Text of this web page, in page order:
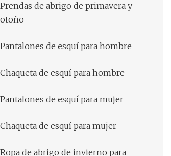
Prendas de abrigo de primavera y
otoño
Pantalones de esquí para hombre
Chaqueta de esquí para hombre
Pantalones de esquí para mujer
Chaqueta de esquí para mujer
Ropa de abrigo de invierno para